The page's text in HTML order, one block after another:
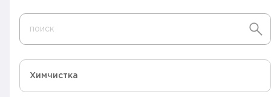
поиск
Химчистка